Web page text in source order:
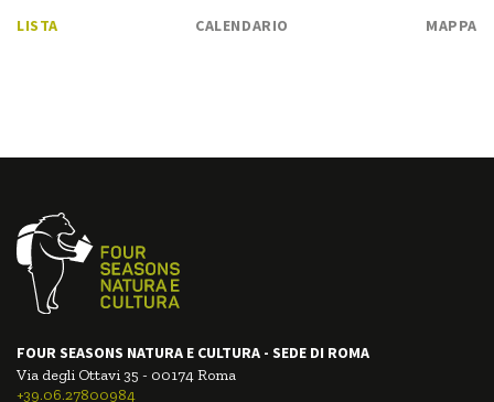
LISTA CALENDARIO MAPPA
FOUR SEASONS NATURA E CULTURA - SEDE DI ROMA
Via degli Ottavi 35 - 00174 Roma
+39.06.27800984